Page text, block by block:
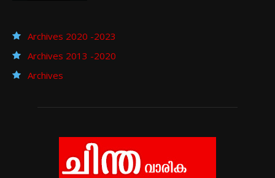
Archives 2020 -2023
Archives 2013 -2020
Archives